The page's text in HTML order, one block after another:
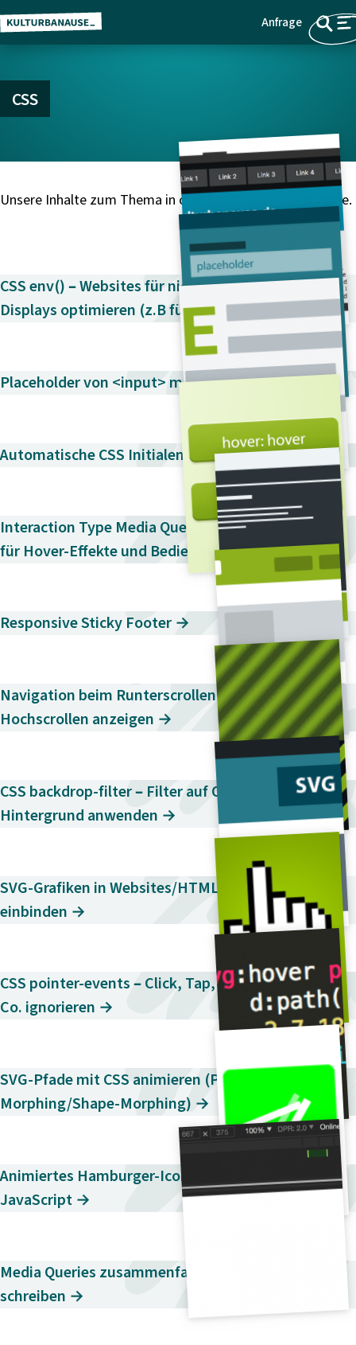
Z
u
n
t
s
n
n
Menü
Anfrage
CSS
Unsere Inhalte zum Thema in chronologischer Reihenfolge.
CSS env() – Websites für nicht rechteckige
Displays optimieren (z.B für das iPhone X) →
Placeholder von <input> mit CSS stylen →
Automatische CSS Initialen (Drop Caps) →
Interaction Type Media Queries – Unterstützung
für Hover-Effekte und Bedienkonzept abfragen →
Responsive Sticky Footer →
Navigation beim Runterscrollen verstecken, beim
Hochscrollen anzeigen →
CSS backdrop-filter – Filter auf Objekte im
Hintergrund anwenden →
SVG-Grafiken in Websites/HTML-Seiten
einbinden →
CSS pointer-events – Click, Tap, Mouse-Over &
Co. ignorieren →
SVG-Pfade mit CSS animieren (Path-
Morphing/Shape-Morphing) →
Animiertes Hamburger-Icon mit HTML, CSS und
JavaScript →
Media Queries zusammenfassen und in einer Zeile
schreiben →